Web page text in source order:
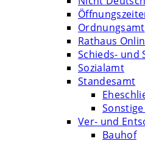
Ordnungsamt
Rathaus
Schieds- und
Sozialamt
Standesamt
Ver- und
Bauhof